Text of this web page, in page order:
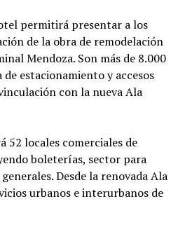
permitirá presentar a los
de la obra de remodelación
Mendoza. Son más de 8.000
estacionamiento y accesos
con la nueva Ala
52 locales comerciales de
boleterías, sector para
Desde la renovada Ala
urbanos e interurbanos de